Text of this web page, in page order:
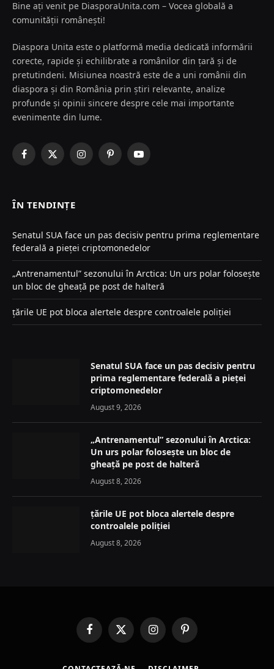
Bine ați venit pe DiasporaUnita.com – Vocea globală a
comunității românești!
Diaspora Unita este o platformă media dedicată informării
corecte, rapide și echilibrate a românilor din țară și de
pretutindeni. Misiunea noastră este de a uni românii din
diaspora și din România prin știri relevante, analize
profunde și opinii sincere despre cele mai importante
evenimente din lume.
Facebook
X
InstagramPinterestYouTube
ÎN TENDINȚE
Senatul SUA face un pas decisiv pentru prima reglementare
federală a pieței criptomonedelor
„Antrenamentul” sezonului în Arctica: Un urs polar folosește
un bloc de gheață pe post de halteră
țările UE pot bloca alertele despre controalele poliției
Senatul SUA face un pas decisiv pentru
prima reglementare federală a pieței
criptomonedelor
August 9, 2026
„Antrenamentul” sezonului în Arctica:
Un urs polar folosește un bloc de
gheață pe post de halteră
August 8, 2026
țările UE pot bloca alertele despre
controalele poliției
August 8, 2026
FacebookX
(Twitter)
InstagramPinterest